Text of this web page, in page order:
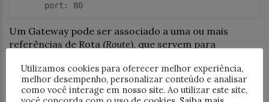
port : 80
Um Gateway pode ser associado a uma ou mais
referências de Rota (Route), que servem para
serviço específico.
Utilizamos cookies para oferecer melhor experiência,
melhor desempenho, personalizar conteúdo e analisar
como você interage em nosso site. Ao utilizar este site,